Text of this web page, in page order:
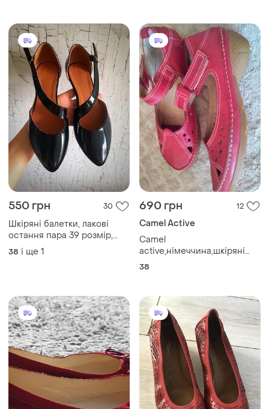
550 грн 30
Шкіряні балетки, лакові
остання пара 39 розмір,
чорні замшеві 38 розмір
38 і ще 1
690 грн 12
Camel Active
Camel
active,німеччина,шкіряні
балетки,сандалі,мокасини,
38